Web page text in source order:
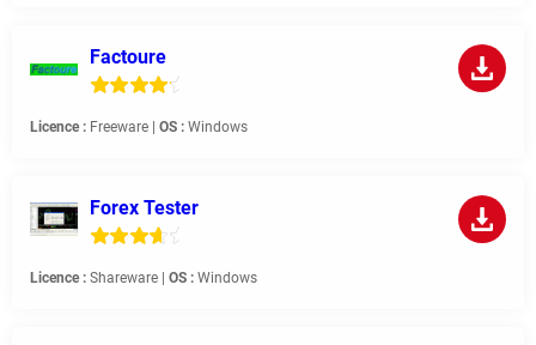
Factoure
Licence : Freeware | OS : Windows
Forex Tester
Licence : Shareware | OS : Windows